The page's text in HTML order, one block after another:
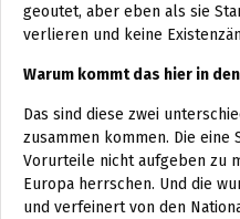
geoutet, aber eben als sie
verlieren und keine
Warum kommt das hier in
Das sind diese zwei
zusammen kommen. Die eine
Vorurteile nicht aufgeben zu
Europa herrschen. Und die
und verfeinert von den